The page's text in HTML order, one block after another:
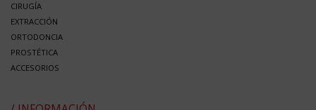
CIRUGÍA
EXTRACCIÓN
ORTODONCIA
PROSTÉTICA
ACCESORIOS